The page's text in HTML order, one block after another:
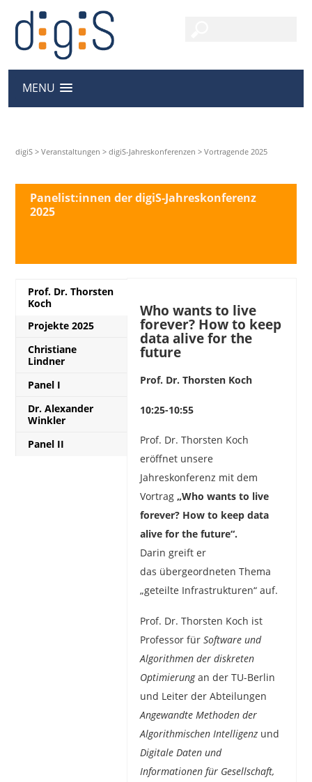
MENU
digiS >Veranstaltungen >digiS-Jahreskonferenzen >Vortragende 2025
Panelist:innen der digiS-Jahreskonferenz
2025
Prof. Dr. Thorsten
Koch
Projekte 2025
Christiane
Lindner
Panel I
Dr. Alexander
Winkler
Panel II
Who wants to live
forever? How to keep
data alive for the
future
Prof. Dr. Thorsten Koch
10:25-10:55
Prof. Dr. Thorsten Koch
eröffnet unsere
Jahreskonferenz mit dem
Vortrag „Who wants to live
forever? How to keep data
alive for the future“.
Darin greift er
das übergeordneten Thema
„geteilte Infrastrukturen“ auf.
Prof. Dr. Thorsten Koch ist
Professor fürSoftware und
Algorithmen der diskreten
Optimierungan der TU-Berlin
und Leiter der Abteilungen
Angewandte Methoden der
Algorithmischen Intelligenz und
Digitale Daten und
Informationen für Gesellschaft,